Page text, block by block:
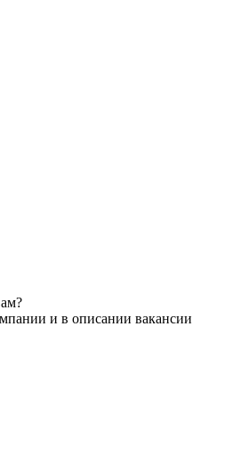
и в описании вакансии